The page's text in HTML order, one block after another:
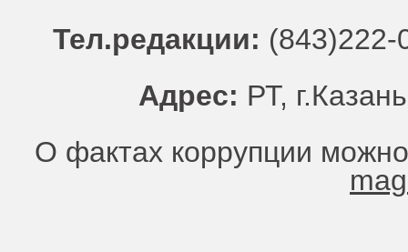
Тел.редакции:
Адрес: РТ,
О фактах коррупции